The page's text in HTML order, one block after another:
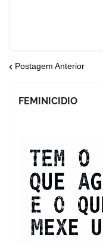
Postagem Anterior
FEMINICIDIO